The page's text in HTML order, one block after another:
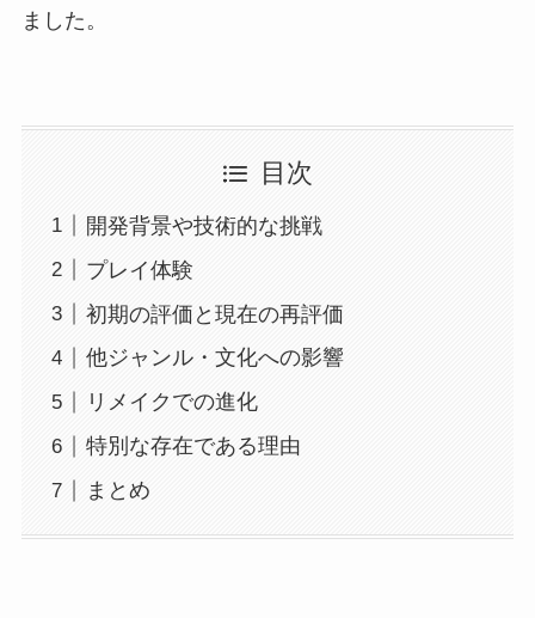
ました。
目次
開発背景や技術的な挑戦
プレイ体験
初期の評価と現在の再評価
他ジャンル・文化への影響
リメイクでの進化
特別な存在である理由
まとめ